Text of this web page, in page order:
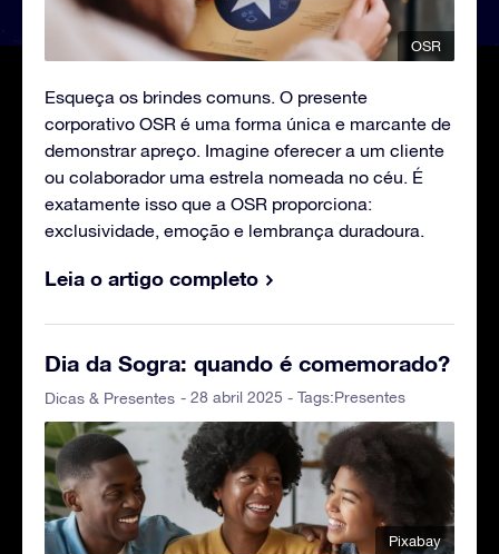
OSR
Esqueça os brindes comuns. O presente
corporativo OSR é uma forma única e marcante de
demonstrar apreço. Imagine oferecer a um cliente
ou colaborador uma estrela nomeada no céu. É
exatamente isso que a OSR proporciona:
exclusividade, emoção e lembrança duradoura.
Leia o artigo completo
Dia da Sogra: quando é comemorado?
Dicas & Presentes - 28 abril 2025 - Tags:Presentes
Pixabay